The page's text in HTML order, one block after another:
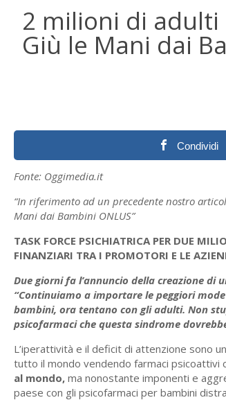
2 milioni di
Giù le Mani dai
Condividi
Fonte: Oggimedia.it
“In riferimento ad un precedente nostro
Mani dai Bambini ONLUS”
TASK FORCE PSICHIATRICA PER DUE
FINANZIARI TRA I PROMOTORI E LE
Due giorni fa l’annuncio della creazione
“Continuiamo a importare le peggiori
bambini, ora tentano con gli adulti. Non
psicofarmaci che questa sindrome
L’iperattività e il deficit di attenzione sono
tutto il mondo vendendo farmaci psicoattivi
al mondo, ma nonostante imponenti e
paese con gli psicofarmaci per bambini